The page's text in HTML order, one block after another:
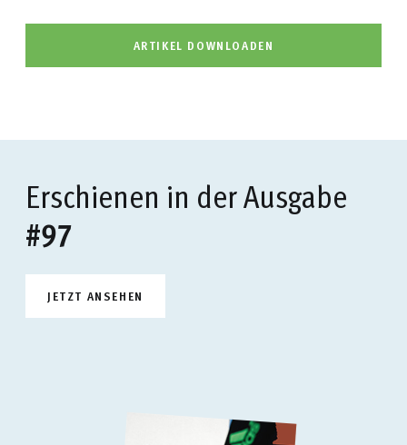
ARTIKEL DOWNLOADEN
Erschienen in der Ausgabe
#97
JETZT ANSEHEN